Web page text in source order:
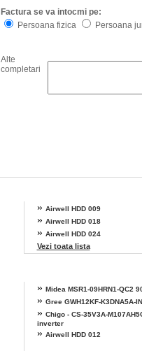
Factura se va intocmi pe:
Persoana fizica
Persoana
Alte
completari
» Airwell HDD 009
» Airwell HDD 018
» Airwell HDD 024
Vezi toata lista
» Midea MSR1-09HRN1-QC2
» Gree GWH12KF-K3DNA5A-
» Chigo - CS-35V3A-
inverter
» Airwell HDD 012